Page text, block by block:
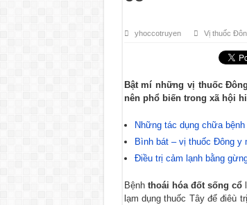
yhoccotruyen Vị thuốc
Bật mí những vị thuốc
nên phổ biến trong xã hội
Những tác dụng chữa
Bình bát – vị thuốc Đông y
Điều trị cảm lạnh bằng
Bệnh thoái hóa đốt sống cổ
lạm dụng thuốc Tây để điêù